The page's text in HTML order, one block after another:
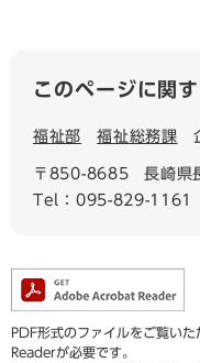
このページに関
福祉部 福祉総務課
〒850-8685
長崎県
Tel：095-829-1161
PDF形式のファイルをご覧い
Readerが必要です。